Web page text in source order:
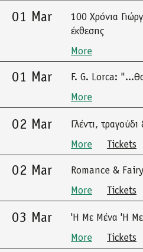
01 Mar
100 Χρόνια
έκθεσης
More
01 Mar
F. G. Lorca:
More
02 Mar
Γλέντι, τραγούδι
More
Tickets
02 Mar
Romance &
More
Tickets
03 Mar
'Η Με Μένα 'Η Με
More
Tickets